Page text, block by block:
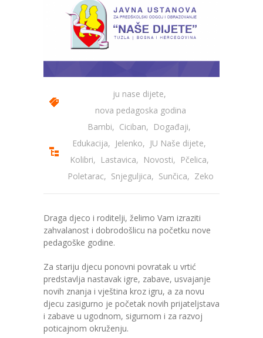
---- Lastavica
---- Pčelica
---- Poletarac
---- Sunčica
---- Zvjezdica
-- Galerija
-- COVID-19 Procedure
-- Javne nabavke
---- Plan javnih nabavki
ju nase dijete,
nova pedagoska godina
Bambi, Ciciban, Događaji,
Edukacija, Jelenko, JU Naše dijete,
Kolibri, Lastavica, Novosti, Pčelica,
Poletarac, Snjeguljica, Sunčica, Zeko
Draga djeco i roditelji, želimo Vam izraziti
zahvalanost i dobrodošlicu na početku nove
pedagoške godine.
Za stariju djecu ponovni povratak u vrtić
predstavlja nastavak igre, zabave, usvajanje
novih znanja i vještina kroz igru, a za novu
djecu zasigurno je početak novih prijateljstava
i zabave u ugodnom, sigurnom i za razvoj
poticajnom okruženju.